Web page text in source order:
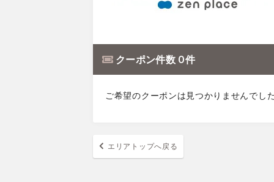
クーポン件数 0 件
ご希望のクーポンは見つかりませんでし
エリアトップへ戻る